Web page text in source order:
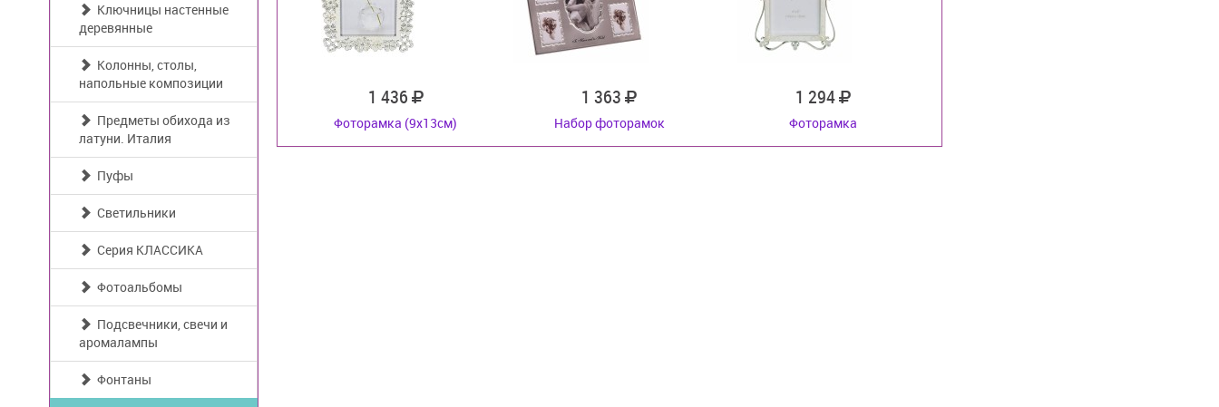
Ключницы настенные
деревянные
Колонны, столы,
напольные композиции
Предметы обихода из
латуни. Италия
Пуфы
Светильники
Серия КЛАССИКА
Фотоальбомы
Подсвечники, свечи и
аромалампы
Фонтаны
1 436
Фоторамка (9x13см)
1 363
Набор фоторамок
1 294
Фоторамка